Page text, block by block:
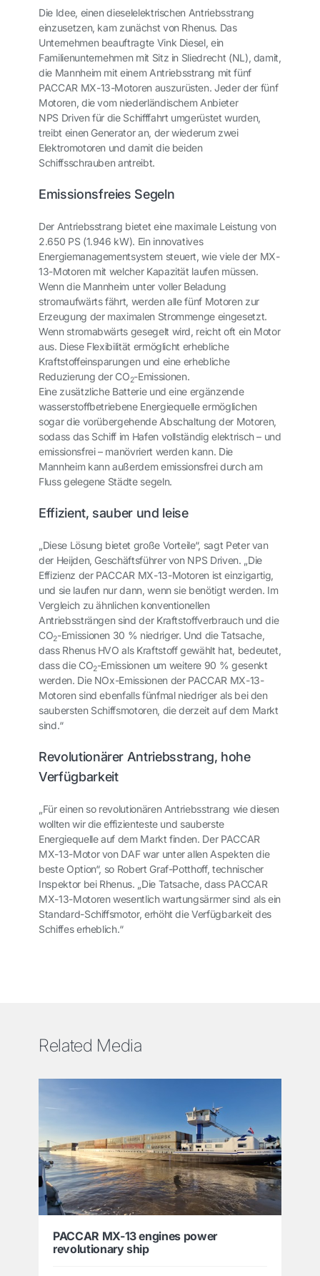
Die Idee, einen dieselelektrischen Antriebsstrang
einzusetzen, kam zunächst von Rhenus. Das
Unternehmen beauftragte Vink Diesel, ein
Familienunternehmen mit Sitz in Sliedrecht (NL), damit,
die Mannheimmit einem Antriebsstrang mit fünf
PACCAR MX-13-Motoren auszurüsten. Jeder der fünf
Motoren, die vom niederländischem Anbieter
NPS Driven für die Schifffahrt umgerüstet wurden,
treibt einen Generator an, der wiederum zwei
Elektromotoren und damit die beiden
Schiffsschrauben antreibt.
Emissionsfreies Segeln
Der Antriebsstrang bietet eine maximale Leistung von
2.650 PS (1.946 kW). Ein innovatives
Energiemanagementsystem steuert, wie viele der MX-
13-Motoren mit welcher Kapazität laufen müssen.
Wenn die Mannheim unter voller Beladung
stromaufwärts fährt, werden alle fünf Motoren zur
Erzeugung der maximalen Strommenge eingesetzt.
Wenn stromabwärts gesegelt wird, reicht oft ein Motor
aus. Diese Flexibilität ermöglicht erhebliche
Kraftstoffeinsparungen und eine erhebliche
Reduzierung der CO2-Emissionen.
Eine zusätzliche Batterie und eine ergänzende
wasserstoffbetriebene Energiequelle ermöglichen
sogar die vorübergehende Abschaltung der Motoren,
sodass das Schiff im Hafen vollständig elektrisch – und
emissionsfrei – manövriert werden kann. Die
Mannheimkann außerdem emissionsfrei durch am
Fluss gelegene Städte segeln.
Effizient, sauber und leise
„Diese Lösung bietet große Vorteile“, sagt Peter van
der Heijden, Geschäftsführer von NPS Driven. „Die
Effizienz der PACCAR MX-13-Motoren ist einzigartig,
und sie laufen nur dann, wenn sie benötigt werden. Im
Vergleich zu ähnlichen konventionellen
Antriebssträngen sind der Kraftstoffverbrauch und die
CO2-Emissionen 30 % niedriger. Und die Tatsache,
dass Rhenus HVO als Kraftstoff gewählt hat, bedeutet,
dass die CO2-Emissionen um weitere 90 % gesenkt
werden. Die NOx-Emissionen der PACCAR MX-13-
Motoren sind ebenfalls fünfmal niedriger als bei den
saubersten Schiffsmotoren, die derzeit auf dem Markt
sind.“
Revolutionärer Antriebsstrang, hohe
Verfügbarkeit
„Für einen so revolutionären Antriebsstrang wie diesen
wollten wir die effizienteste und sauberste
Energiequelle auf dem Markt finden. Der PACCAR
MX-13-Motor von DAF war unter allen Aspekten die
beste Option“, so Robert Graf-Potthoff, technischer
Inspektor bei Rhenus. „Die Tatsache, dass PACCAR
MX-13-Motoren wesentlich wartungsärmer sind als ein
Standard-Schiffsmotor, erhöht die Verfügbarkeit des
Schiffes erheblich.“
Related Media
PACCAR MX-13 engines power
revolutionary ship